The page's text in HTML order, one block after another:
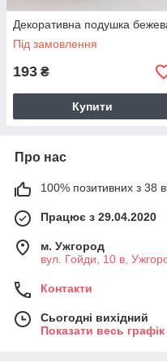
Декоративна подушка
Під замовлення
193 ₴
Купити
Про нас
100% позитивних з 38
Працює з 29.04.2020
м. Ужгород
вул. Гойди, 10 в,
Контакти
Сьогодні вихідний
Показати весь